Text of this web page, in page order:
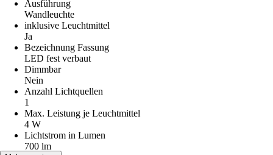
Ausführung
Wandleuchte
inklusive Leuchtmittel
Ja
Bezeichnung Fassung
LED fest verbaut
Dimmbar
Nein
Anzahl Lichtquellen
1
Max. Leistung je Leuchtmittel
4 W
Lichtstrom in Lumen
700 lm